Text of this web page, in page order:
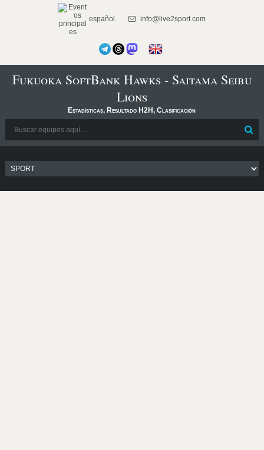
español info@live2sport.com
Fukuoka SoftBank Hawks - Saitama Seibu
Lions
Estadísticas, Resultado H2H, Clasificación